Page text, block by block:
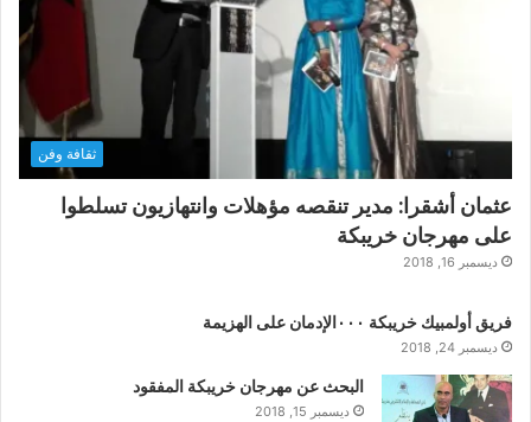
ثقافة وفن
عثمان أشقرا: مدير تنقصه مؤهلات وانتهازيون تسلطوا
على مهرجان خريبكة
ديسمبر 16, 2018
فريق أولمبيك خريبكة ٠٠٠الإدمان على الهزيمة
ديسمبر 24, 2018
البحث عن مهرجان خريبكة المفقود
ديسمبر 15, 2018